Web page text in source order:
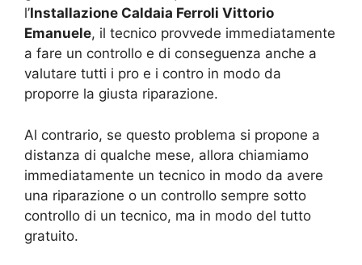
l’Installazione Caldaia Ferroli Vittorio
Emanuele, il tecnico provvede immediatamente
a fare un controllo e di conseguenza anche a
valutare tutti i pro e i contro in modo da
proporre la giusta riparazione.
Al contrario, se questo problema si propone a
distanza di qualche mese, allora chiamiamo
immediatamente un tecnico in modo da avere
una riparazione o un controllo sempre sotto
controllo di un tecnico, ma in modo del tutto
gratuito.